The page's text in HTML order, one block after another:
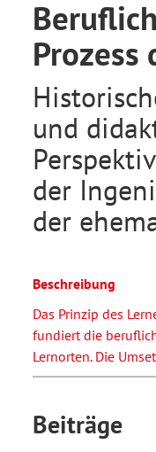
Prozess
und
der
der
Beschreibung
Das Prinzip des
fundiert die
Lernorten. Die
Beiträge